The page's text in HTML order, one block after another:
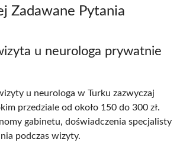
Zadawane Pytania
u neurologa prywatnie
u neurologa w Turku zazwyczaj
przedziale od około 150 do 300 zł.
gabinetu, doświadczenia specjalisty
podczas wizyty.